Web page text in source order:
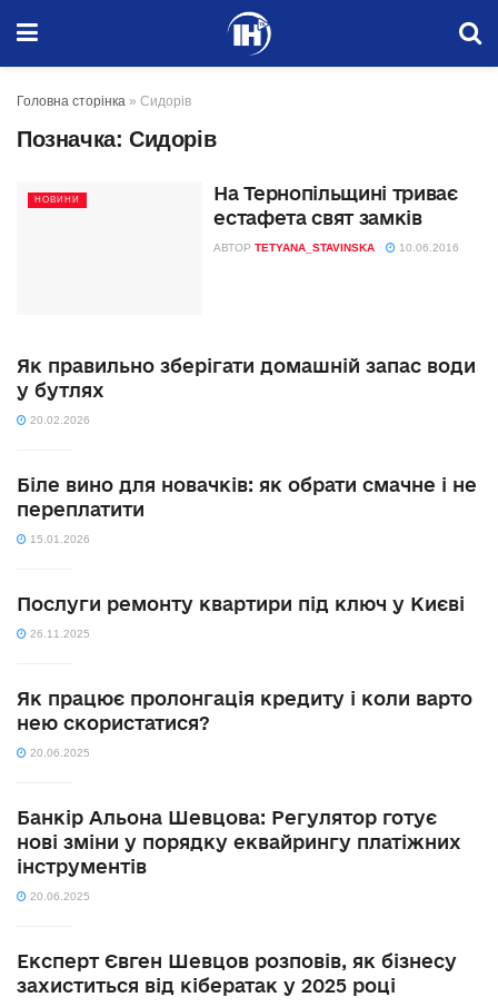
Головна сторінка » Сидорів
Позначка: Сидорів
НОВИНИ
На Тернопільщині триває
естафета свят замків
АВТОР TETYANA_STAVINSKA 10.06.2016
Як правильно зберігати домашній запас води
у бутлях
20.02.2026
Біле вино для новачків: як обрати смачне і не
переплатити
15.01.2026
Послуги ремонту квартири під ключ у Києві
26.11.2025
Як працює пролонгація кредиту і коли варто
нею скористатися?
20.06.2025
Банкір Альона Шевцова: Регулятор готує
нові зміни у порядку еквайрингу платіжних
інструментів
20.06.2025
Експерт Євген Шевцов розповів, як бізнесу
захиститься від кібератак у 2025 році